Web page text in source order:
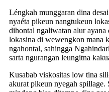
Léngkah munggaran dina
nyaéta pikeun nangtukeun
dihontal ngaliwatan alur
lokasina di wewengkon mana
ngahontal, sahingga
sarta ngurangan leungitna
Kusabab viskositas low tina
akurat pikeun nyegah spillage.